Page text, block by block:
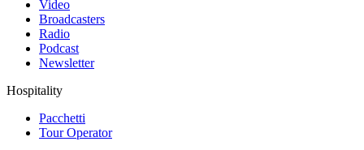
Video
Broadcasters
Radio
Podcast
Newsletter
Hospitality
Pacchetti
Tour Operator